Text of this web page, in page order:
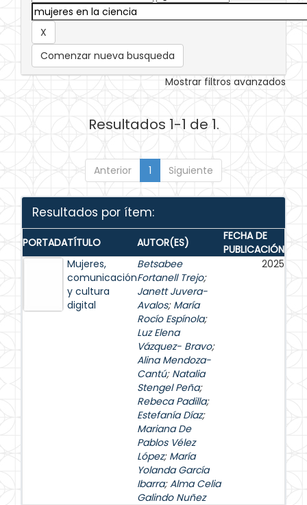
Comenzar nueva busqueda
Mostrar filtros avanzados
Resultados 1-1 de 1.
Anterior 1 Siguiente
Resultados por ítem:
PORTADATÍTULO AUTOR(ES)
FECHA DE
PUBLICACIÓN
Mujeres,
comunicación
y cultura
digital
Betsabee
Fortanell Trejo;
Janett Juvera-
Avalos; María
Rocío Espínola;
Luz Elena
Vázquez- Bravo;
Alina Mendoza-
Cantú; Natalia
Stengel Peña;
Rebeca Padilla;
Estefanía Díaz;
Mariana De
Pablos Vélez
López; María
Yolanda García
Ibarra;Alma Celia
Galindo Nuñez
2025